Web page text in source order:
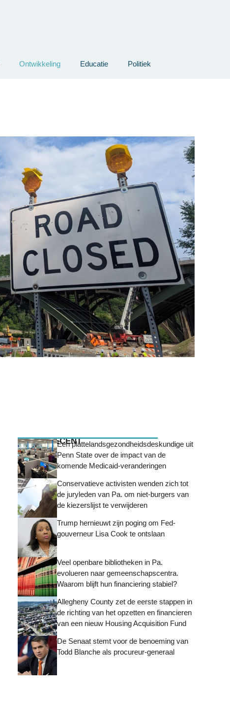
Ontwikkeling Educatie Politiek
MEEST RECENTEen plattelandsgezondheidsdeskundige uit
Penn State over de impact van de
komende Medicaid-veranderingen
Conservatieve activisten wenden zich tot
de juryleden van Pa. om niet-burgers van
de kiezerslijst te verwijderen
Trump hernieuwt zijn poging om Fed-
gouverneur Lisa Cook te ontslaan
Veel openbare bibliotheken in Pa.
evolueren naar gemeenschapscentra.
Waarom blijft hun financiering stabiel?
Allegheny County zet de eerste stappen in
de richting van het opzetten en financieren
van een nieuw Housing Acquisition Fund
De Senaat stemt voor de benoeming van
Todd Blanche als procureur-generaal